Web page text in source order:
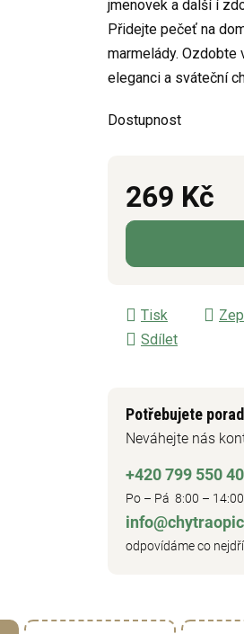
z
5
hvězdiček.
jmenovek a další í
Přidejte pečeť na
marmelády. Ozdobte
eleganci a sváteční
Dostupnost
269 Kč
Měrná cena:
Tisk
Sdílet
Potřebujete
Neváhejte nás
+420 799 550
Po – Pá 8:00 – 14:00
odpovídáme co